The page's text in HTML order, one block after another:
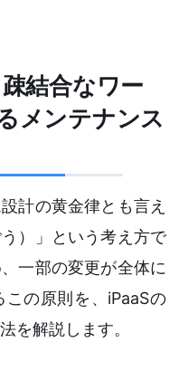
疎結合なワー
メンテナンス
計の黄金律とも言え
）」という考え方で
一部の変更が全体に
の原則を、iPaaSの
を解説します。